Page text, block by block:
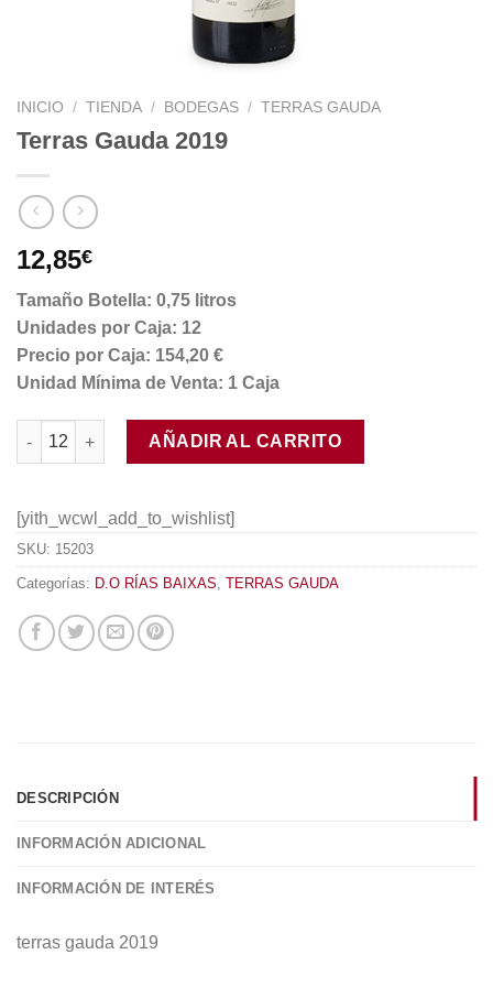
INICIO / TIENDA / BODEGAS / TERRAS GAUDA
Terras Gauda 2019
12,85€
Tamaño Botella: 0,75 litros
Unidades por Caja: 12
Precio por Caja: 154,20 €
Unidad Mínima de Venta: 1 Caja
Terras Gauda 2019 cantidad
AÑADIR AL CARRITO
[yith_wcwl_add_to_wishlist]
SKU: 15203
Categorías: D.O RÍAS BAIXAS, TERRAS GAUDA
DESCRIPCIÓN
INFORMACIÓN ADICIONAL
INFORMACIÓN DE INTERÉS
terras gauda 2019